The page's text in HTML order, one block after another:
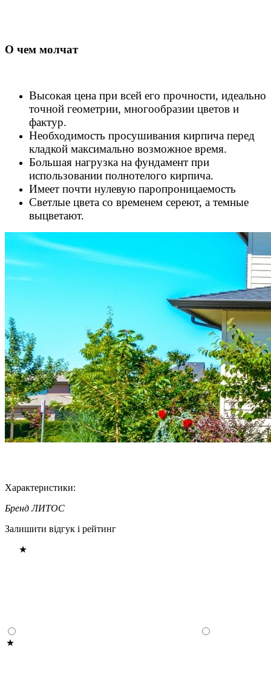
О чем молчат
Высокая цена при всей его прочности, идеально
точной геометрии, многообразии цветов и
фактур.
Необходимость просушивания кирпича перед
кладкой максимально возможное время.
Большая нагрузка на фундамент при
использовании полнотелого кирпича.
Имеет почти нулевую паропроницаемость
Светлые цвета со временем сереют, а темные
выцветают.
Характеристики:
Бренд ЛИТОС
Залишити відгук і рейтинг